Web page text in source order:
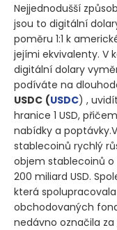
Nejjednodušší
jsou to digitální
poměru 1:1 k
jejími ekvivalenty. V
digitální dolary
podíváte na
USDC (USDC) ,
hranice 1 USD,
nabídky a
stablecoinů rychlý
objem stablecoinů
200 miliard USD.
která
obchodovaných
nedávno označila za